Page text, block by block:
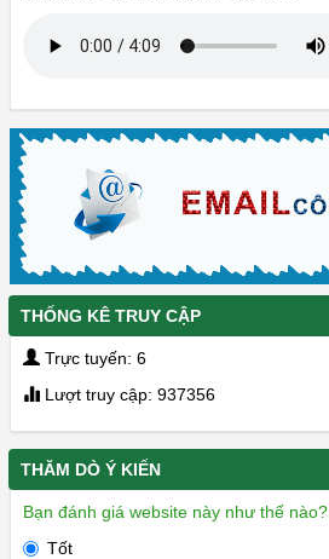
THỐNG KÊ TRUY CẬP
Trực tuyến: 6
Lượt truy cập: 937356
THĂM DÒ Ý KIẾN
Bạn đánh giá website này như thế nào?
Tốt